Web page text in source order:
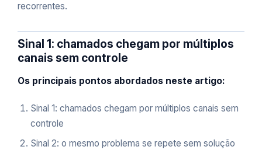
recorrentes.
Sinal 1: chamados chegam por múltiplos
canais sem controle
Os principais pontos abordados neste artigo:
Sinal 1: chamados chegam por múltiplos canais sem
controle
Sinal 2: o mesmo problema se repete sem solução